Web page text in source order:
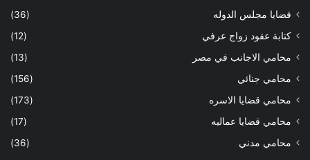
قضايا مجلس الدوله
(36)
كتابة عقود زواج عرفي
(12)
محامي الاجانب في مصر
(13)
محامي جنائي
(156)
محامي قضايا الاسره
(173)
محامي قضايا عماليه
(17)
محامي مدني
(36)